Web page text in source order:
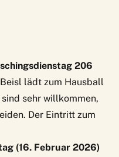
206
lädt zum Hausball
sehr willkommen,
Der Eintritt zum
(16. Februar 2026)